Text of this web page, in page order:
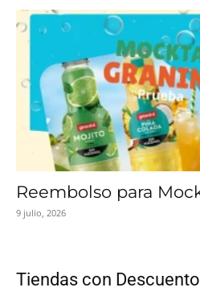
Reembolso para
9 julio, 2026
Tiendas con